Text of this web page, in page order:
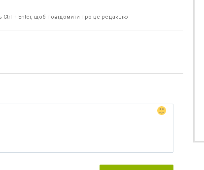
Ctrl + Enter, щоб повідомити про це редакцію